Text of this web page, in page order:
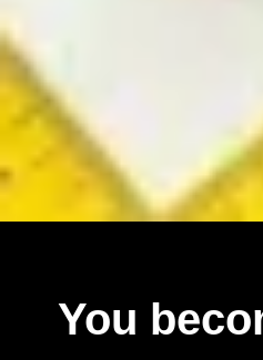
You